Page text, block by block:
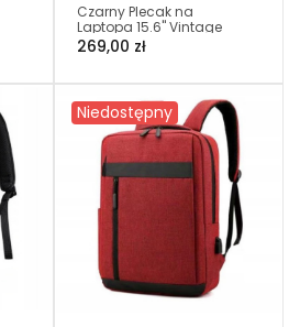
Czarny Plecak na
Laptopa 15.6" Vintage
(I228)
269,00 zł
Niedostępny